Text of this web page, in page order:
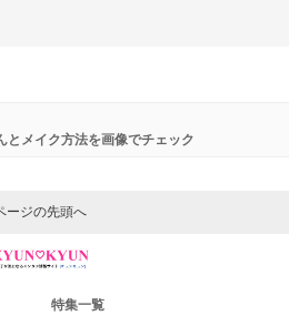
とメイク方法を画像でチェック
ージの先頭へ
特集一覧